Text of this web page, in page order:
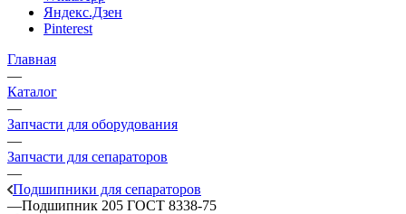
Яндекс.Дзен
Pinterest
Главная
—
Каталог
—
Запчасти для оборудования
—
Запчасти для сепараторов
—
Подшипники для сепараторов
—Подшипник 205 ГОСТ 8338-75